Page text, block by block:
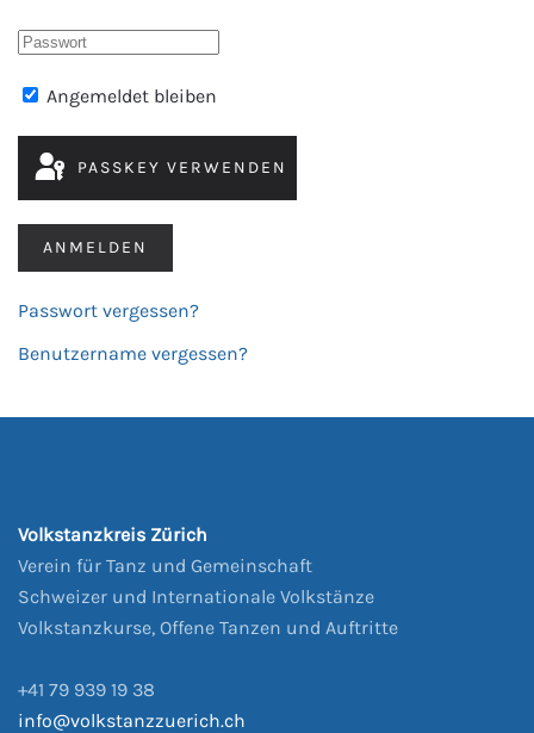
Angemeldet bleiben
PASSKEY VERWENDEN
ANMELDEN
Passwort vergessen?
Benutzername vergessen?
Volkstanzkreis Zürich
Verein für Tanz und Gemeinschaft
Schweizer und Internationale Volkstänze
Volkstanzkurse, Offene Tanzen und Auftritte
+41 79 939 19 38
info@volkstanzzuerich.ch